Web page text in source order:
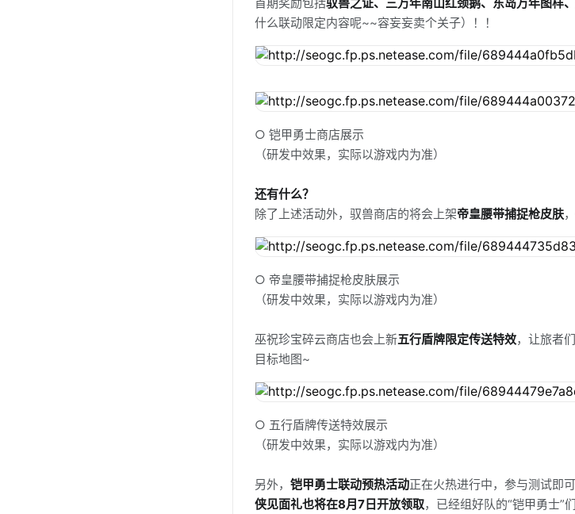
什么联动限定内容呢~~容妄妄卖个关子）！！
○ 铠甲勇士商店展示
（研发中效果，实际以游戏内为准）
还有什么？
除了上述活动外，驭兽商店的将会上架帝皇腰带捕捉枪皮肤
○ 帝皇腰带捕捉枪皮肤展示
（研发中效果，实际以游戏内为准）
巫祝珍宝碎云商店也会上新五行盾牌限定传送特效，让旅者
目标地图~
○ 五行盾牌传送特效展示
（研发中效果，实际以游戏内为准）
另外，铠甲勇士联动预热活动正在火热进行中，参与测试即
侠见面礼也将在8月7日开放领取，已经组好队的“铠甲勇士”